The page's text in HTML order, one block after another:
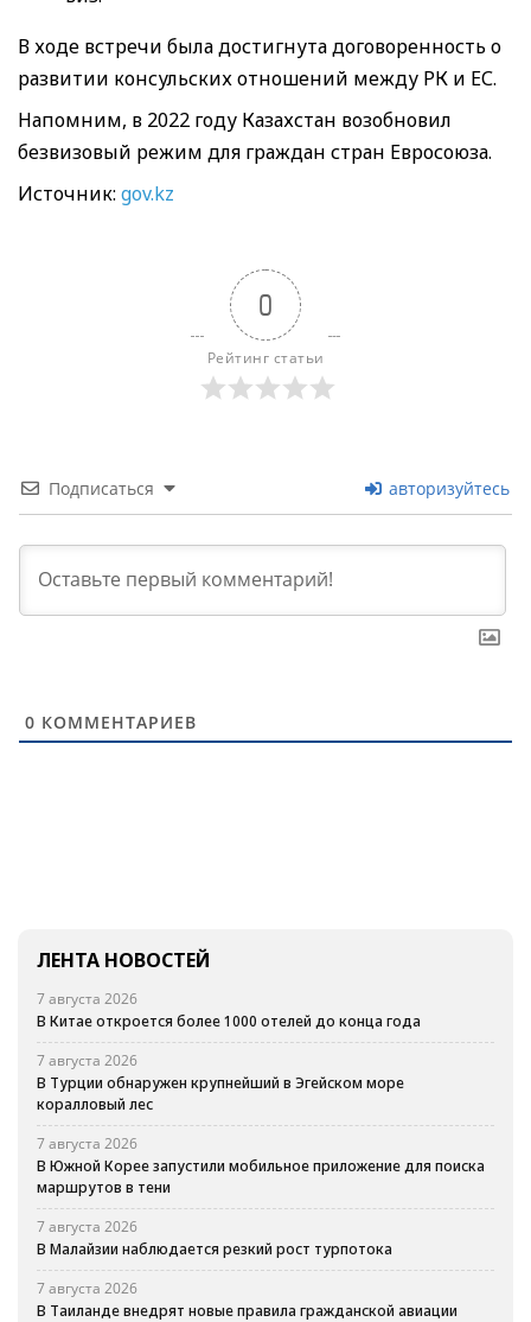
В ходе встречи была достигнута договоренность о
развитии консульских отношений между РК и ЕС.
Напомним, в 2022 году Казахстан возобновил
безвизовый режим для граждан стран Евросоюза.
Источник: gov.kz
0
Рейтинг статьи
Подписаться авторизуйтесь
0 КОММЕНТАРИЕВ
ЛЕНТА НОВОСТЕЙ
7 августа 2026
В Китае откроется более 1000 отелей до конца года
7 августа 2026
В Турции обнаружен крупнейший в Эгейском море
коралловый лес
7 августа 2026
В Южной Корее запустили мобильное приложение для поиска
маршрутов в тени
7 августа 2026
В Малайзии наблюдается резкий рост турпотока
7 августа 2026
В Таиланде внедрят новые правила гражданской авиации